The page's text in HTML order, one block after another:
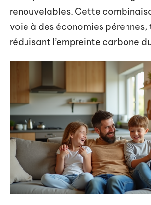
renouvelables. Cette
voie à des économies pérennes,
réduisant l’empreinte carbone